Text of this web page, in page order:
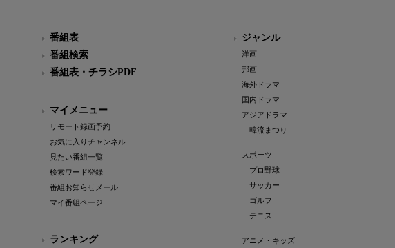
番組表
番組検索
番組表・チラシPDF
マイメニュー
リモート録画予約
お気に入りチャンネル
見たい番組一覧
検索ワード登録
番組お知らせメール
マイ番組ページ
ランキング
ジャンル
洋画
邦画
海外ドラマ
国内ドラマ
アジアドラマ
韓流まつり
スポーツ
プロ野球
サッカー
ゴルフ
テニス
アニメ・キッズ